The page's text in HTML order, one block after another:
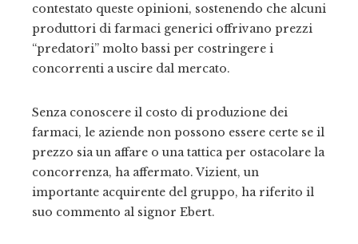
contestato queste opinioni, sostenendo che alcuni
produttori di farmaci generici offrivano prezzi
“predatori” molto bassi per costringere i
concorrenti a uscire dal mercato.
Senza conoscere il costo di produzione dei
farmaci, le aziende non possono essere certe se il
prezzo sia un affare o una tattica per ostacolare la
concorrenza, ha affermato. Vizient, un
importante acquirente del gruppo, ha riferito il
suo commento al signor Ebert.